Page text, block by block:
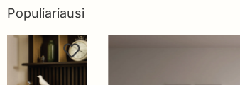
Populiariausi